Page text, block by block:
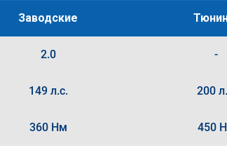
Заводские
2.0 -
149 л.с. 200
360 Нм 450